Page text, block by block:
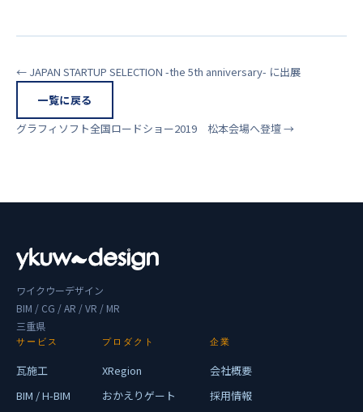
← JAPAN STARTUP SELECTION -the 5th anniversary- に出展
一覧に戻る
グラフィソフト全国ロードショー2019 松本会場へ登壇 →
ワイクウーデザイン
BIM / CG / AR / VR / MR
三重県
サービス
瓦施工
BIM / H-BIM
プロダクト
XRegion
おかえりゲート
企業
会社概要
採用情報